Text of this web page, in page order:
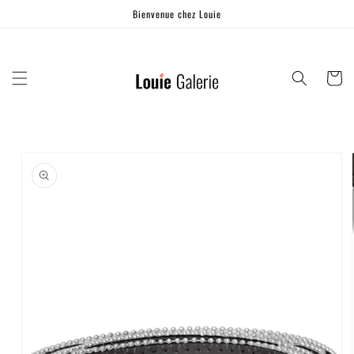
Bienvenue chez Louie
Panier
informations
produits